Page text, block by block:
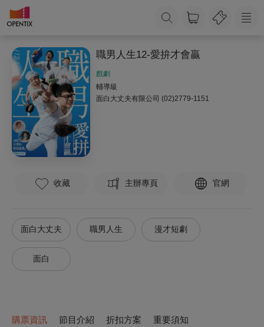
職男人生12-愛拚才會贏
戲劇
輔導級
面白大丈夫有限公司 (02)2779-1151
收藏 主辦專頁 官網
面白大丈夫 職男人生 漫才短劇
面白
購票資訊 節目介紹 折扣方案 重要須知